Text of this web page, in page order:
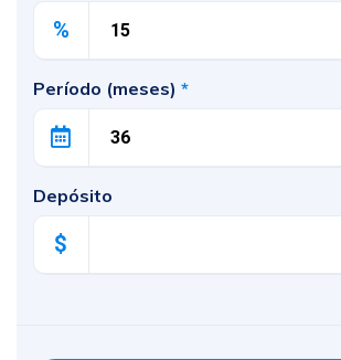
%
Período (meses) *
Depósito
$